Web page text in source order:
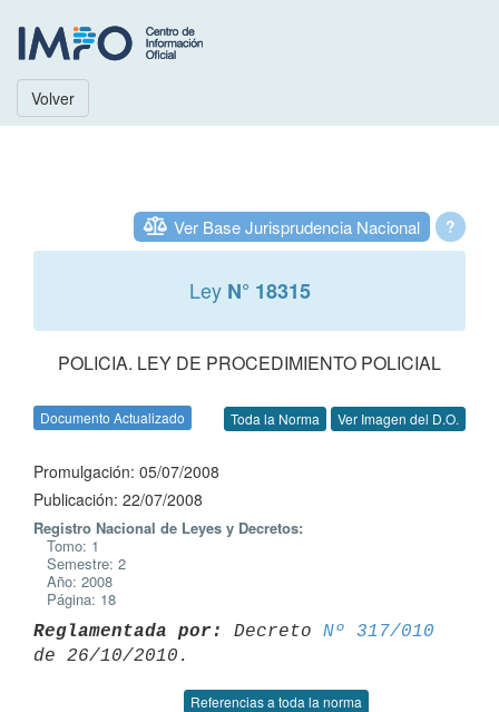
Volver
?
Ver Base Jurisprudencia Nacional
Ley N° 18315
POLICIA. LEY DE PROCEDIMIENTO POLICIAL
Documento Actualizado Toda la Norma Ver Imagen del D.O.
Promulgación: 05/07/2008
Publicación: 22/07/2008
Registro Nacional de Leyes y Decretos:
Tomo: 1
Semestre: 2
Año: 2008
Página: 18
Reglamentada por: Decreto Nº 317/010
Referencias a toda la norma